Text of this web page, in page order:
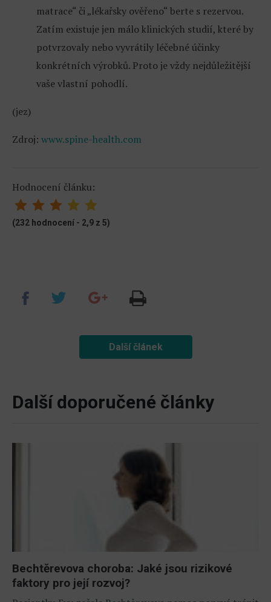
matrace“ či „lékařsky ověřeno“ berte s rezervou.
Zatím existuje jen málo klinických studií, které by
potvrzovaly nebo vyvrátily léčebné účinky
konkrétních výrobků. Proto je vždy nejdůležitější
vaše vlastní pohodlí.
(jez)
Zdroj: www.spine-health.com
Hodnocení článku:
(232 hodnocení - 2,9 z 5)
Další článek
Další doporučené články
Bechtěrevova choroba: Jaké jsou rizikové
faktory pro její rozvoj?